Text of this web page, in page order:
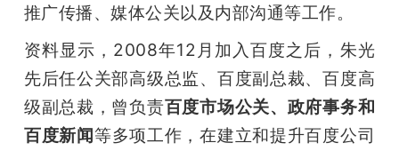
推广传播、媒体公关以及内部沟通等工作。
资料显示，2008年12月加入百度之后，朱光
先后任公关部高级总监、百度副总裁、百度高
级副总裁，曾负责百度市场公关、政府事务和
百度新闻等多项工作，在建立和提升百度公司